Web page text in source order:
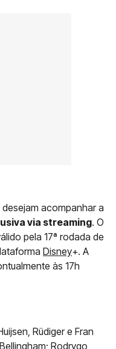
acompanhar a
via streaming. O
pela 17ª rodada de
Disney+. A
às 17h
Rüdiger e Fran
Rodrygo,